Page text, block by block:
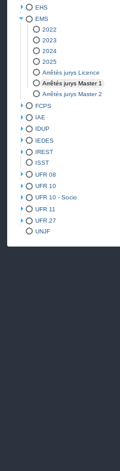
EHS
EMS
2022
2023
2024
2025
Arrêtés jurys Licence
Arrêtés jurys Master 1
Arrêtés jurys Master 2
FCPS
IAE
IDUP
IEDES
IREST
ISST
UFR 08
UFR 10
UFR 10 - Socio
UFR 11
UFR 27
UNJF